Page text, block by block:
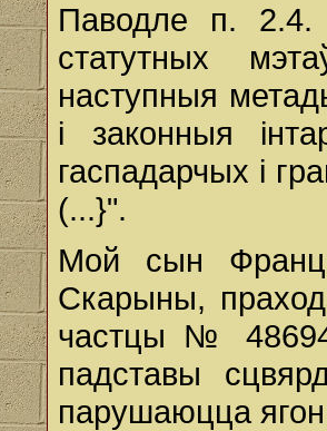
Паводле п.
статутных
наступныя
і законныя
гаспадарчых і
(...}".
Мой сын
Скарыны,
частцы №
падставы
парушаюцца